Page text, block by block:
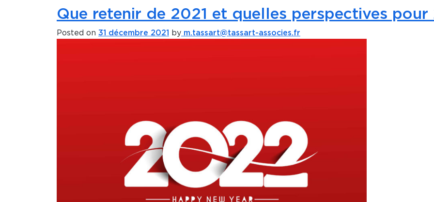
Que retenir de 2021 et quelles perspectives pour
Posted on 31 décembre 2021 by m.tassart@tassart-associes.fr